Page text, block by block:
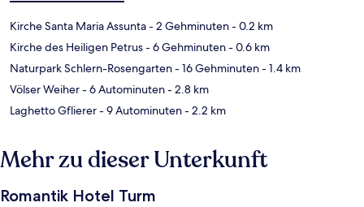
Kirche Santa Maria Assunta- 2 Gehminuten- 0.2 km
Kirche des Heiligen Petrus- 6 Gehminuten- 0.6 km
Naturpark Schlern-Rosengarten- 16 Gehminuten- 1.4 km
Völser Weiher- 6 Autominuten- 2.8 km
Laghetto Gflierer- 9 Autominuten- 2.2 km
Mehr zu dieser Unterkunft
Romantik Hotel Turm